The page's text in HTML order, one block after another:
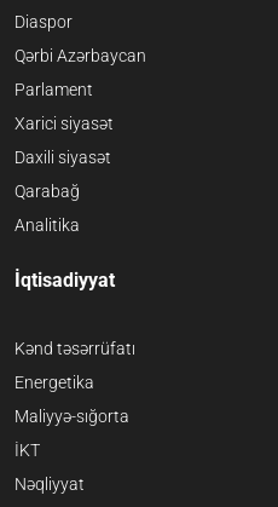
Diaspor
Qərbi Azərbaycan
Parlament
Xarici siyasət
Daxili siyasət
Qarabağ
Analitika
İqtisadiyyat
Kənd təsərrüfatı
Energetika
Maliyyə-sığorta
İKT
Nəqliyyat